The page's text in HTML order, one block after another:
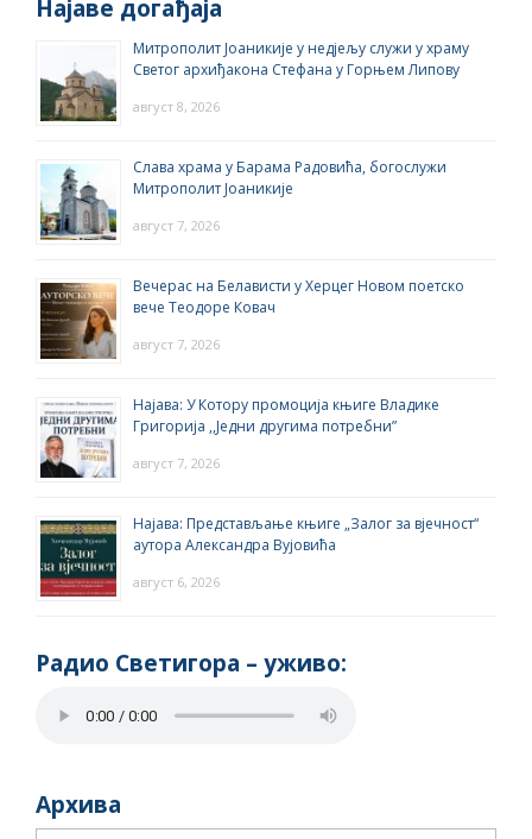
Најаве догађаја
Митрополит Јоаникије у недјељу служи у храму
Светог архиђакона Стефана у Горњем Липову
август 8, 2026
Слава храма у Барама Радовића, богослужи
Митрополит Јоаникије
август 7, 2026
Вечерас на Белависти у Херцег Новом поетско
вече Теодоре Ковач
август 7, 2026
Најава: У Котору промоција књиге Владике
Григорија ,,Једни другима потребни”
август 7, 2026
Најава: Представљање књиге „Залог за вјечност“
аутора Александра Вујовића
август 6, 2026
Радио Светигора – yживо:
Архива